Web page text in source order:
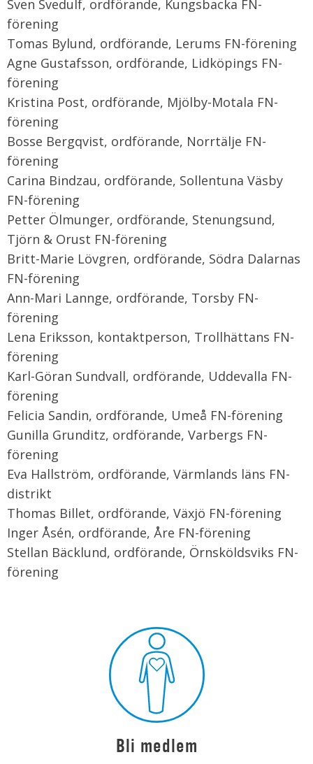
Sven Svedulf, ordförande, Kungsbacka FN-
förening
Tomas Bylund, ordförande, Lerums FN-förening
Agne Gustafsson, ordförande, Lidköpings FN-
förening
Kristina Post, ordförande, Mjölby-Motala FN-
förening
Bosse Bergqvist, ordförande, Norrtälje FN-
förening
Carina Bindzau, ordförande, Sollentuna Väsby
FN-förening
Petter Ölmunger, ordförande, Stenungsund,
Tjörn & Orust FN-förening
Britt-Marie Lövgren, ordförande, Södra Dalarnas
FN-förening
Ann-Mari Lannge, ordförande, Torsby FN-
förening
Lena Eriksson, kontaktperson, Trollhättans FN-
förening
Karl-Göran Sundvall, ordförande, Uddevalla FN-
förening
Felicia Sandin, ordförande, Umeå FN-förening
Gunilla Grunditz, ordförande, Varbergs FN-
förening
Eva Hallström, ordförande, Värmlands läns FN-
distrikt
Thomas Billet, ordförande, Växjö FN-förening
Inger Åsén, ordförande, Åre FN-förening
Stellan Bäcklund, ordförande, Örnsköldsviks FN-
förening
Bli medlem